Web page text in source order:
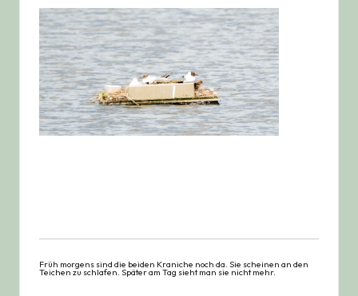
Früh morgens sind die beiden Kraniche noch da. Sie scheinen an den
Teichen zu schlafen. Später am Tag sieht man sie nicht mehr.